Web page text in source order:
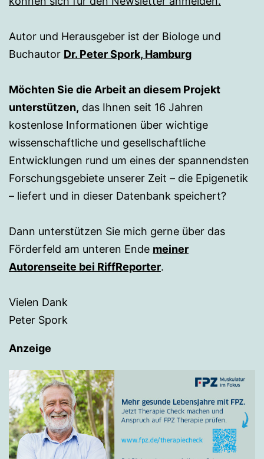
Autor und Herausgeber ist der Biologe und
Buchautor Dr. Peter Spork, Hamburg
Möchten Sie die Arbeit an diesem Projekt
unterstützen, das Ihnen seit 16 Jahren
kostenlose Informationen über wichtige
wissenschaftliche und gesellschaftliche
Entwicklungen rund um eines der spannendsten
Forschungsgebiete unserer Zeit – die Epigenetik
– liefert und in dieser Datenbank speichert?
Dann unterstützen Sie mich gerne über das
Förderfeld am unteren Ende meiner
Autorenseite bei RiffReporter.
Vielen Dank
Peter Spork
Anzeige